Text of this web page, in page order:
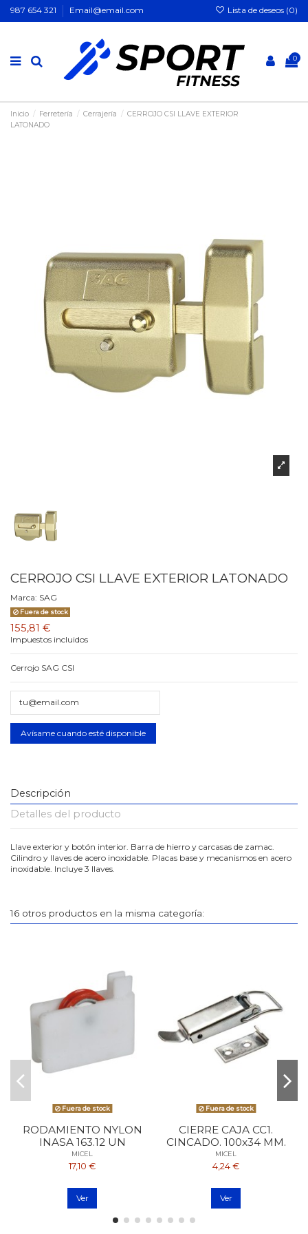
987 654 321 Email@email.com Lista de deseos (0)
0
Inicio Ferretería Cerrajería
CERROJO CSI LLAVE EXTERIOR
LATONADO
CERROJO CSI LLAVE EXTERIOR LATONADO
Marca: SAG
Fuera de stock
155,81 €
Impuestos incluidos
Cerrojo SAG CSI
Descripción
Detalles del producto
Llave exterior y botón interior. Barra de hierro y carcasas de zamac.
Cilindro y llaves de acero inoxidable. Placas base y mecanismos en acero
inoxidable. Incluye 3 llaves.
16 otros productos en la misma categoría:
Fuera de stock
RODAMIENTO NYLON
INASA 163.12 UN
MICEL
17,10 €
Ver
Fuera de stock
CIERRE CAJA CC1.
CINCADO. 100x34 MM.
MICEL
4,24 €
Ver